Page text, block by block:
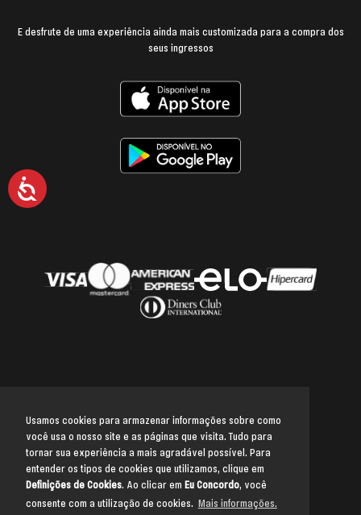
Usamos cookies para armazenar informações sobre como
você usa o nosso site e as páginas que visita. Tudo para
tornar sua experiência a mais agradável possível. Para
entender os tipos de cookies que utilizamos, clique em
Definições de Cookies. Ao clicar em Eu Concordo, você
consente com a utilização de cookies. Mais informações.
Acessibilidade
E desfrute de uma experiência ainda mais customizada para a compra dos
seus ingressos
Voltar para o topo